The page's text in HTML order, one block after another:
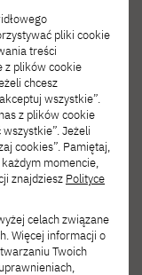
3-
pliki cookie
treści
z plików cookie
chcesz
wszystkie”.
z plików cookie
Jeżeli
cookies”. Pamiętaj,
momencie,
znajdziesz Polityce
celach związane
Więcej informacji o
Twoich